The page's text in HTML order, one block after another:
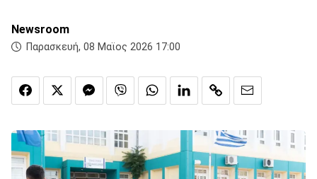
Newsroom
Παρασκευή, 08 Μαϊος 2026 17:00